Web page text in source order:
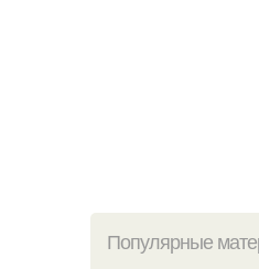
Популярные